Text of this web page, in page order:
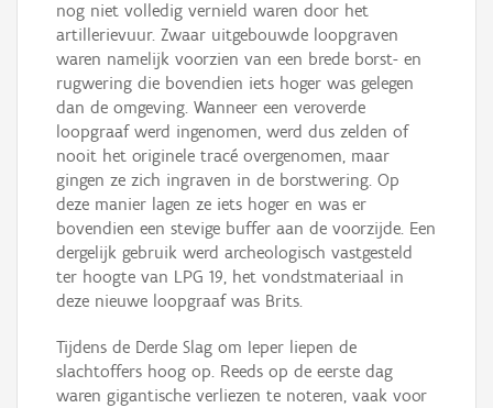
nog niet volledig vernield waren door het
artillerievuur. Zwaar uitgebouwde loopgraven
waren namelijk voorzien van een brede borst- en
rugwering die bovendien iets hoger was gelegen
dan de omgeving. Wanneer een veroverde
loopgraaf werd ingenomen, werd dus zelden of
nooit het originele tracé overgenomen, maar
gingen ze zich ingraven in de borstwering. Op
deze manier lagen ze iets hoger en was er
bovendien een stevige buffer aan de voorzijde. Een
dergelijk gebruik werd archeologisch vastgesteld
ter hoogte van LPG 19, het vondstmateriaal in
deze nieuwe loopgraaf was Brits.
Tijdens de Derde Slag om Ieper liepen de
slachtoffers hoog op. Reeds op de eerste dag
waren gigantische verliezen te noteren, vaak voor